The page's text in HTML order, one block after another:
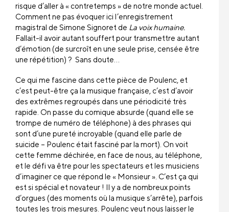
risque d’aller à « contretemps » de notre monde actuel.
Comment ne pas évoquer ici l’enregistrement
magistral de Simone Signoret de La voix humaine.
Fallait-il avoir autant souffert pour transmettre autant
d’émotion (de surcroît en une seule prise, censée être
une répétition) ? Sans doute…
Ce qui me fascine dans cette pièce de Poulenc, et
c’est peut-être ça la musique française, c’est d’avoir
des extrêmes regroupés dans une périodicité très
rapide. On passe du comique absurde (quand elle se
trompe de numéro de téléphone) à des phrases qui
sont d’une pureté incroyable (quand elle parle de
suicide – Poulenc était fasciné par la mort). On voit
cette femme déchirée, en face de nous, au téléphone,
et le défi va être pour les spectateurs et les musiciens
d’imaginer ce que répond le « Monsieur ». C’est ça qui
est si spécial et novateur ! Il y a de nombreux points
d’orgues (des moments où la musique s’arrête), parfois
toutes les trois mesures. Poulenc veut nous laisser le